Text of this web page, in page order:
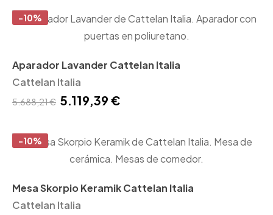
-10%
Aparador Lavander Cattelan Italia
Cattelan Italia
5.688,21 € 5.119,39 €
-10%
Mesa Skorpio Keramik Cattelan Italia
Cattelan Italia